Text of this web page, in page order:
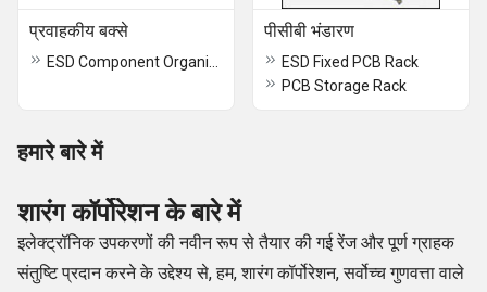
प्रवाहकीय बक्से पीसीबी भंडारण
ESD Fixed PCB Rack
PCB Storage Rack
हमारे बारे में
शारंग कॉर्पोरेशन के बारे में
इलेक्ट्रॉनिक उपकरणों की नवीन रूप से तैयार की गई रेंज और पूर्ण ग्राहक
संतुष्टि प्रदान करने के उद्देश्य से, हम, शारंग कॉर्पोरेशन, सर्वोच्च गुणवत्ता वाले